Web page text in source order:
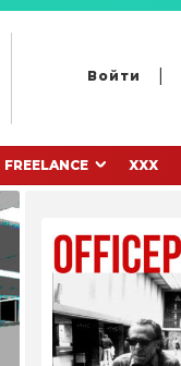
Войти
FREELANCE XXX